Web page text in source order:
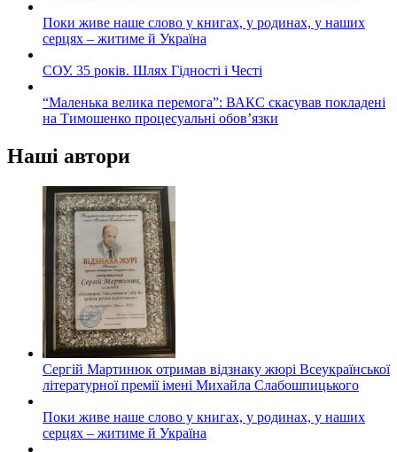
Поки живе наше слово у книгах, у родинах, у наших
серцях – житиме й Україна
СОУ. 35 років. Шлях Гідності і Честі
“Маленька велика перемога”: ВАКС скасував покладені
на Тимошенко процесуальні обов’язки
Наші автори
Сергій Мартинюк отримав відзнаку жюрі Всеукраїнської
літературної премії імені Михайла Слабошпицького
Поки живе наше слово у книгах, у родинах, у наших
серцях – житиме й Україна